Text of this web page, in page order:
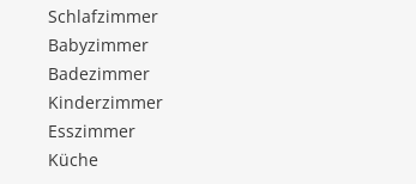
Schlafzimmer
Babyzimmer
Badezimmer
Kinderzimmer
Esszimmer
Küche